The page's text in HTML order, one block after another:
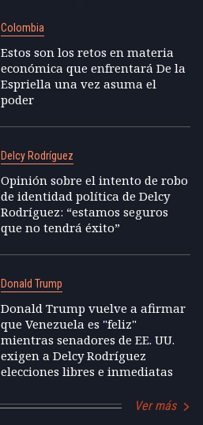
Colombia
Estos son los retos en materia
económica que enfrentará De la
Espriella una vez asuma el
poder
Delcy Rodríguez
Opinión sobre el intento de robo
de identidad política de Delcy
Rodríguez: “estamos seguros
que no tendrá éxito”
Donald Trump
Donald Trump vuelve a afirmar
que Venezuela es "feliz"
mientras senadores de EE. UU.
exigen a Delcy Rodríguez
elecciones libres e inmediatas
Ver más